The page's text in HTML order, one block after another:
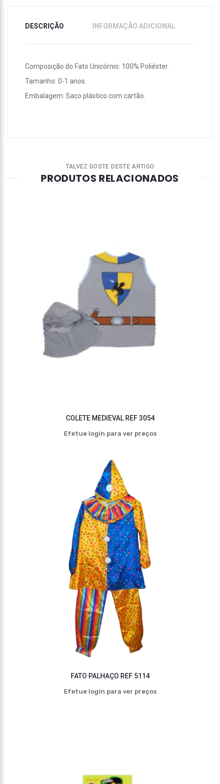
DESCRIÇÃO INFORMAÇÃO ADICIONAL
Composição do Fato Unicórnio: 100% Poliéster.
Tamanho: 0-1 anos.
Embalagem: Saco plástico com cartão.
TALVEZ GOSTE DESTE ARTIGO
PRODUTOS RELACIONADOS
COLETE MEDIEVAL REF 3054
Efetue login para ver preços
FATO PALHAÇO REF 5114
Efetue login para ver preços